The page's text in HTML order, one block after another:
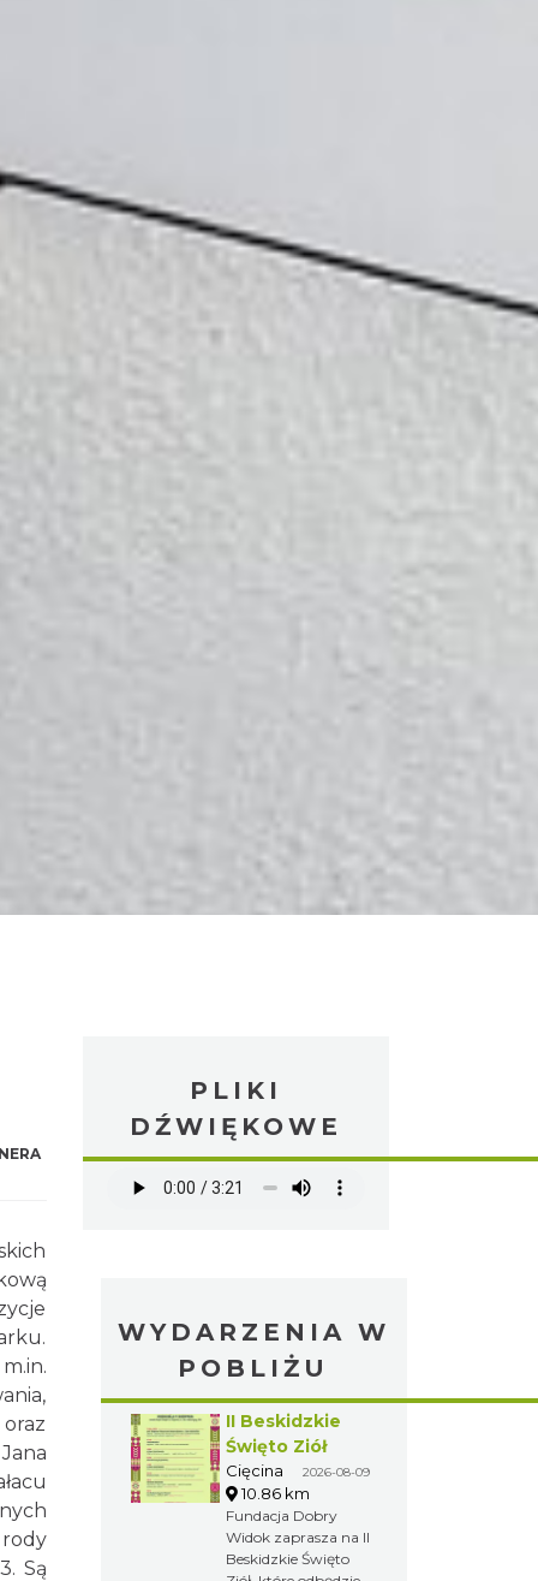
Są
PLIKI
DŹWIĘKOWE
WYDARZENIA W
POBLIŻU
II Beskidzkie
Święto Ziół
Cięcina 2026-08-09
10.86 km
Fundacja Dobry
Widok zaprasza na II
Beskidzkie Święto